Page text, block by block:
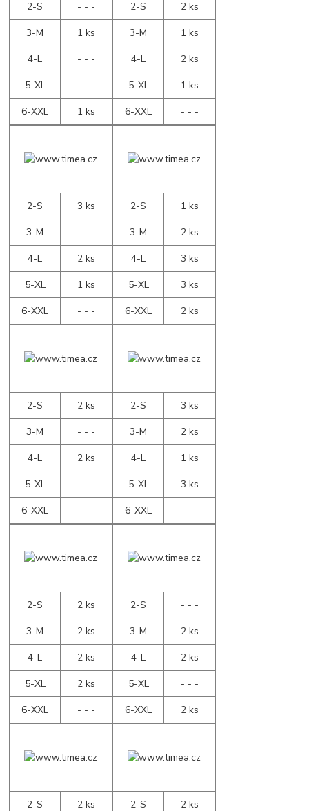
2-S
- - -
3-M
1 ks
4-L
- - -
5-XL
- - -
6-XXL
1 ks
2-S
2 ks
3-M
1 ks
4-L
2 ks
5-XL
1 ks
6-XXL
- - -
2-S
3 ks
3-M
- - -
4-L
2 ks
5-XL
1 ks
6-XXL
- - -
2-S
1 ks
3-M
2 ks
4-L
3 ks
5-XL
3 ks
6-XXL
2 ks
2-S
2 ks
3-M
- - -
4-L
2 ks
5-XL
- - -
6-XXL
- - -
2-S
3 ks
3-M
2 ks
4-L
1 ks
5-XL
3 ks
6-XXL
- - -
2-S
2 ks
3-M
2 ks
4-L
2 ks
5-XL
2 ks
6-XXL
- - -
2-S
- - -
3-M
2 ks
4-L
2 ks
5-XL
- - -
6-XXL
2 ks
2-S
2 ks
2-S
2 ks